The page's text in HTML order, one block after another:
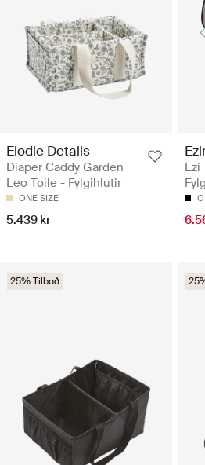
Elodie Details
Diaper Caddy Garden
Leo Toile - Fylgihlutir
ONE SIZE
5.439 kr
Ezi
25% Tilboð